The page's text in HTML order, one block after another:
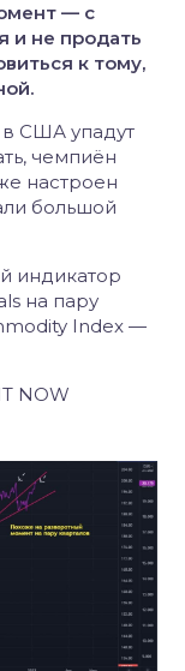
— с
и не продать
к тому,
в США упадут
чемпиён
настроен
большой
индикатор
на пару
Index —
NOW